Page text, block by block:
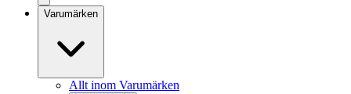
Varumärken
Allt inom Varumärken